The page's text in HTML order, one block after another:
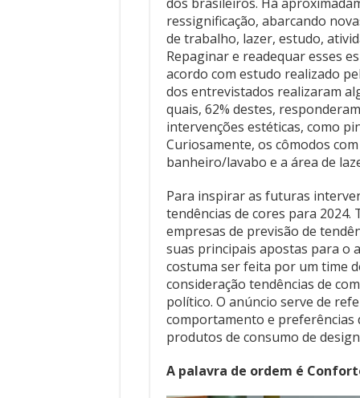
ressignificação, abarcando
de trabalho, lazer, estudo,
Repaginar e readequar esses
acordo com estudo realizado
dos entrevistados realizaram
quais, 62% destes,
intervenções estéticas, como
Curiosamente, os cômodos
banheiro/lavabo e a área de
Para inspirar as futuras
tendências de cores para
empresas de previsão de
suas principais apostas para o
costuma ser feita por um time
consideração tendências de
político. O anúncio serve de
comportamento e preferências
produtos de consumo de
A palavra de ordem é